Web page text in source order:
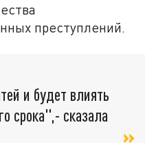
преступлений.
и будет влиять
срока",- сказала